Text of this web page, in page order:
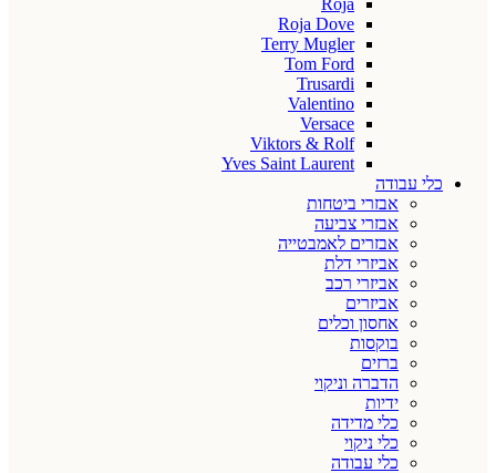
Roja
Roja Dove
Terry Mugler
Tom Ford
Trusardi
Valentino
Versace
Viktors & Rolf
Yves Saint Laurent
כלי עבודה
אבזרי ביטחות
אבזרי צביעה
אבזרים לאמבטייה
אביזרי דלת
אביזרי רכב
אביזרים
אחסון וכלים
בוקסות
ברזים
הדברה וניקוי
ידיות
כלי מדידה
כלי ניקוי
כלי עבודה